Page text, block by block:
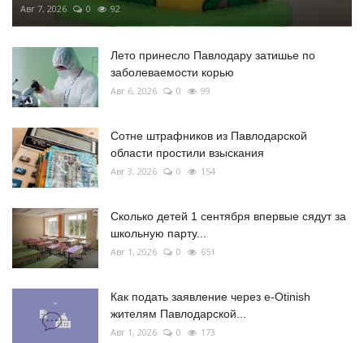
Авг 7, 2026 0 92
Лето принесло Павлодару затишье по
заболеваемости корью
Авг 6, 2026 0 99
Сотне штрафников из Павлодарской
области простили взыскания
Авг 3, 2026 0 154
Сколько детей 1 сентября впервые сядут за
школьную парту...
Авг 1, 2026 0 651
Как подать заявление через e-Otinish
жителям Павлодарской...
Авг 1, 2026 0 173